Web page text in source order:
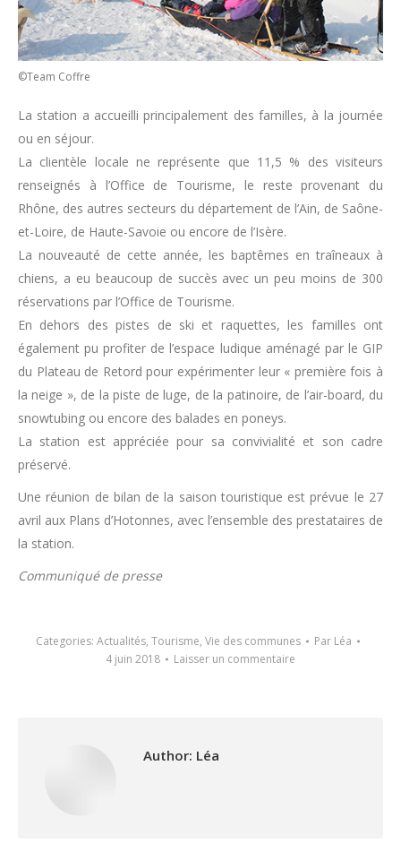
©Team Coffre
La station a accueilli principalement des familles, à la journée
ou en séjour.
La clientèle locale ne représente que 11,5 % des visiteurs
renseignés à l’Office de Tourisme, le reste provenant du
Rhône, des autres secteurs du département de l’Ain, de Saône-
et-Loire, de Haute-Savoie ou encore de l’Isère.
La nouveauté de cette année, les baptêmes en traîneaux à
chiens, a eu beaucoup de succès avec un peu moins de 300
réservations par l’Office de Tourisme.
En dehors des pistes de ski et raquettes, les familles ont
également pu profiter de l’espace ludique aménagé par le GIP
du Plateau de Retord pour expérimenter leur « première fois à
la neige », de la piste de luge, de la patinoire, de l’air-board, du
snowtubing ou encore des balades en poneys.
La station est appréciée pour sa convivialité et son cadre
préservé.
Une réunion de bilan de la saison touristique est prévue le 27
avril aux Plans d’Hotonnes, avec l’ensemble des prestataires de
la station.
Communiqué de presse
Categories: Actualités, Tourisme, Vie des communes Par Léa
4 juin 2018
Laisser un commentaire
Author: Léa